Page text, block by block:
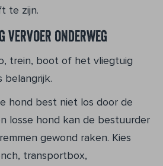
te zijn.
vervoer onderweg
trein, boot of het vliegtuig
belangrijk.
hond best niet los door de
losse hond kan de bestuurder
gewond raken. Kies
transportbox,